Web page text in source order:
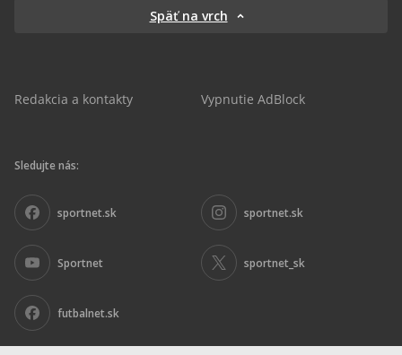
Späť na vrch
Redakcia a kontakty Vypnutie AdBlock
Sledujte nás:
sportnet.sk sportnet.sk
Sportnet sportnet_sk
futbalnet.sk